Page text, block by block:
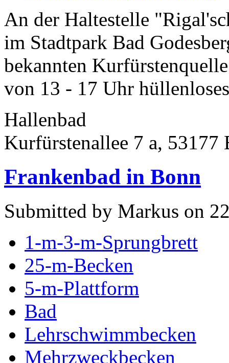
An der Haltestelle
im Stadtpark Bad
bekannten
von 13 - 17 Uhr
Hallenbad
Kurfürstenallee 7 a, 53177
Frankenbad in Bonn
Submitted by Markus on
1-m-3-m-Sprungbrett
25-m-Becken
5-m-Plattform
Bad
Lehrschwimmbecken
Mehrzweckbecken